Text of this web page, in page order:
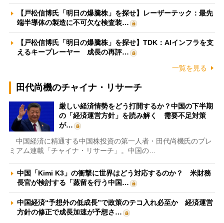
【戸松信博氏「明日の爆騰株」を探せ】レーザーテック：最先
端半導体の製造に不可欠な検査装…
【戸松信博氏「明日の爆騰株」を探せ】TDK：AIインフラを支
えるキープレーヤー 成長の再評…
一覧を見る
田代尚機のチャイナ・リサーチ
厳しい経済情勢をどう打開するか？中国の下半期
の「経済運営方針」を読み解く 需要不足対策
が…
中国経済に精通する中国株投資の第一人者・田代尚機氏のプレ
ミアム連載「チャイナ・リサーチ」。中国の…
中国「Kimi K3」の衝撃に世界はどう対応するのか？ 米財務
長官が検討する「蒸留を行う中国…
中国経済“予想外の低成長”で政策のテコ入れ必至か 経済運営
方針の修正で成長加速が予想さ…